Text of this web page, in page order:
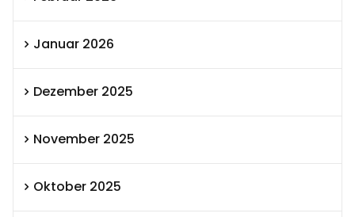
Januar 2026
Dezember 2025
November 2025
Oktober 2025